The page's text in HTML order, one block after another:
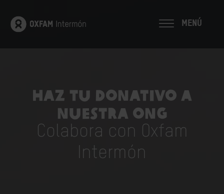
MENÚ
Haz tu donativo a
nuestra ONG
Colabora con Oxfam
Intermón